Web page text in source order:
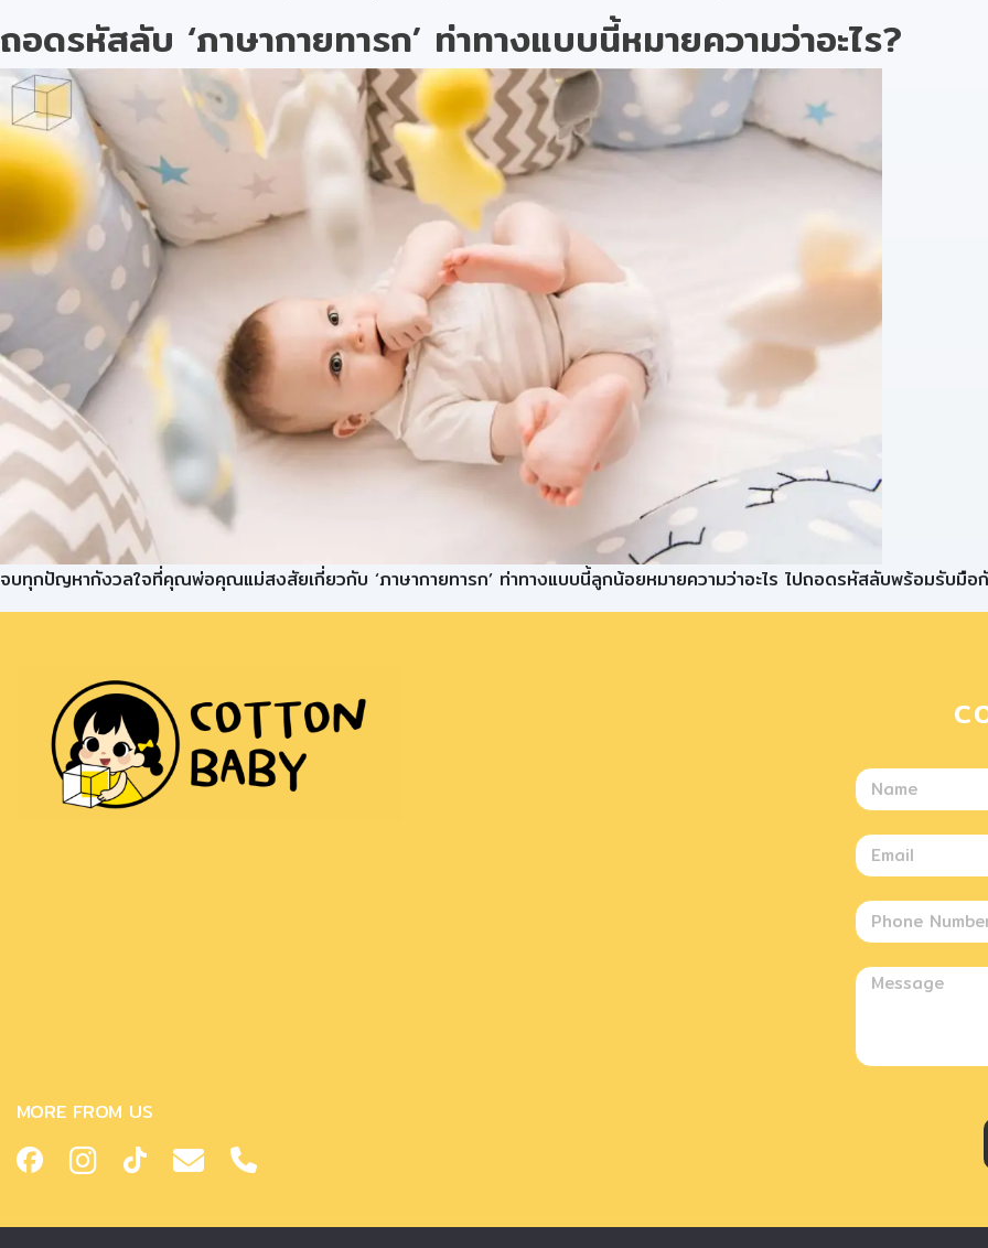
ถอดรหัสลับ ‘ภาษากายทารก’ ท่าทางแบบนี้หมายความว่าอะไร?
จบทุกปัญหากังวลใจที่คุณพ่อคุณแม่สงสัยเกี่ยวกับ ‘ภาษากายทารก’ ท่าทางแบบนี้ลูกน้อยหมายความว่าอะไร ไปถอดรหัสลับพร้อมรับมื
MORE FROM US